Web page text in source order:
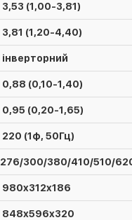
3,53 (1,00-3,81)
3,81 (1,20-4,40)
інверторний
0,88 (0,10-1,40)
0,95 (0,20-1,65)
220 (1ф, 50Гц)
276/300/380/410/510/
980x312x186
848х596х320